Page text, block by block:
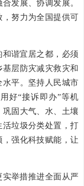
发展、协调发展。
努力为全国提供可
谐宜居之都，必须
层防灾减灾救灾和
平。坚持人民城市
好“接诉即办”等机
固大气、水、土壤
垃圾分类处置，打
强化科技赋能，让
举措推进全面从严